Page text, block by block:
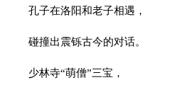
孔子在洛阳和老子相遇，
碰撞出震铄古今的对话。
少林寺“萌僧”三宝，